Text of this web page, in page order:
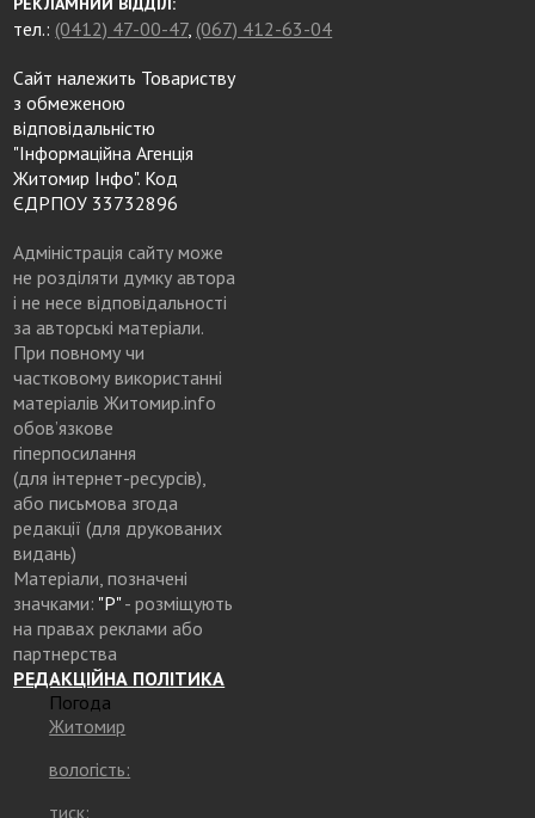
тел.: (0412) 47-00-47, (067) 412-63-04
Сайт належить Товариству
з обмеженою
відповідальністю
"Інформаційна Агенція
Житомир Інфо". Код
ЄДРПОУ 33732896
Адміністрація сайту може
не розділяти думку автора
і не несе відповідальності
за авторські матеріали.
При повному чи
частковому використанні
матеріалів Житомир.info
обов’язкове
гіперпосилання
(для інтернет-ресурсів),
або письмова згода
редакції (для друкованих
видань)
Матеріали, позначені
значками: "Р"- розміщують
на правах реклами або
партнерства
РЕДАКЦІЙНА ПОЛІТИКА
Погода
Житомир
вологість:
тиск: